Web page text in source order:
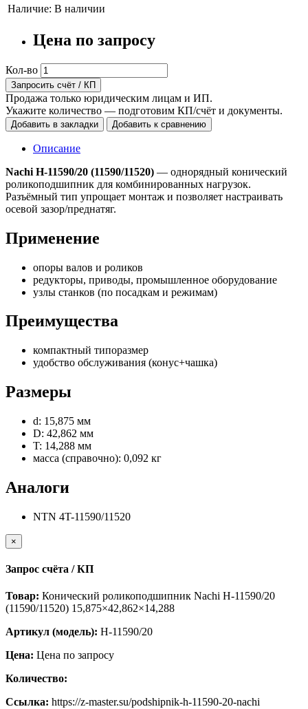
Наличие: В наличии
Цена по запросу
Кол-во
Запросить счёт / КП
Продажа только юридическим лицам и ИП.
Укажите количество — подготовим КП/счёт и документы.
Добавить в закладки Добавить к сравнению
Описание
Nachi H-11590/20 (11590/11520) — однорядный конический
роликоподшипник для комбинированных нагрузок.
Разъёмный тип упрощает монтаж и позволяет настраивать
осевой зазор/преднатяг.
Применение
опоры валов и роликов
редукторы, приводы, промышленное оборудование
узлы станков (по посадкам и режимам)
Преимущества
компактный типоразмер
удобство обслуживания (конус+чашка)
Размеры
d: 15,875 мм
D: 42,862 мм
T: 14,288 мм
масса (справочно): 0,092 кг
Аналоги
NTN 4T-11590/11520
×
Запрос счёта / КП
Товар: Конический роликоподшипник Nachi H-11590/20
(11590/11520) 15,875×42,862×14,288
Артикул (модель): H-11590/20
Цена: Цена по запросу
Количество:
Ссылка: https://z-master.su/podshipnik-h-11590-20-nachi